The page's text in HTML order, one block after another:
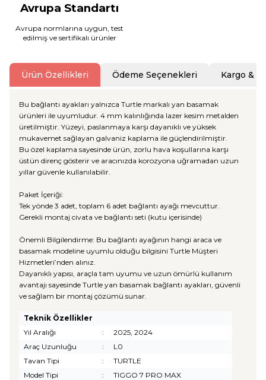
Avrupa Standartı
Avrupa normlarına uygun, test
edilmiş ve sertifikalı ürünler
Ürün Özellikleri Ödeme Seçenekleri Kargo &
Bu bağlantı ayakları yalnızca Turtle markalı yan basamak
ürünleri ile uyumludur. 4 mm kalınlığında lazer kesim metalden
üretilmiştir. Yüzeyi, paslanmaya karşı dayanıklı ve yüksek
mukavemet sağlayan galvaniz kaplama ile güçlendirilmiştir.
Bu özel kaplama sayesinde ürün, zorlu hava koşullarına karşı
üstün direnç gösterir ve aracınızda korozyona uğramadan uzun
yıllar güvenle kullanılabilir.
Paket İçeriği:
Tek yönde 3 adet, toplam 6 adet bağlantı ayağı mevcuttur.
Gerekli montaj civata ve bağlantı seti (kutu içerisinde)
Önemli Bilgilendirme: Bu bağlantı ayağının hangi araca ve
basamak modeline uyumlu olduğu bilgisini Turtle Müşteri
Hizmetleri’nden alınız.
Dayanıklı yapısı, araçla tam uyumu ve uzun ömürlü kullanım
avantajı sayesinde Turtle yan basamak bağlantı ayakları, güvenli
ve sağlam bir montaj çözümü sunar.
Teknik Özellikler
Yıl Aralığı
:
2025, 2024
Araç Uzunluğu
:
L0
Tavan Tipi
:
TURTLE
Model Tipi
:
TIGGO 7 PRO MAX